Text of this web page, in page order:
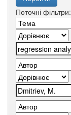
Поточні фільтри: